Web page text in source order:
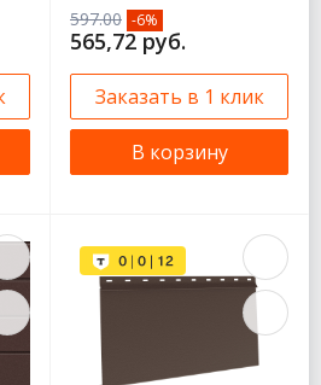
597.00 -6%
565,72 руб.
Заказать в 1 клик
В корзину